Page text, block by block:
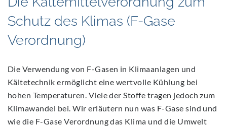
Schutz des Klimas (F-Gase
Verordnung)
Die Verwendung von F-Gasen in Klimaanlagen und
Kältetechnik ermöglicht eine wertvolle Kühlung bei
hohen Temperaturen. Viele der Stoffe tragen jedoch zum
Klimawandel bei. Wir erläutern nun was F-Gase sind und
wie die F-Gase Verordnung das Klima und die Umwelt